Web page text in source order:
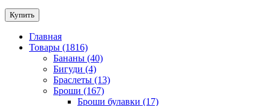
Купить
Главная
Товары (1816)
Бананы (40)
Бигуди (4)
Браслеты (13)
Броши (167)
Броши булавки (17)